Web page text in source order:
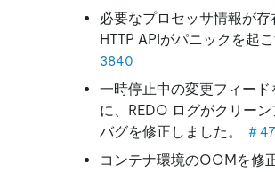
必要なプロセッサ情報が
HTTP APIがパニックを起
3840
一時停止中の変更フィード
に、REDO ログがクリー
バグを修正しました。
＃
コンテナ環境のOOMを修